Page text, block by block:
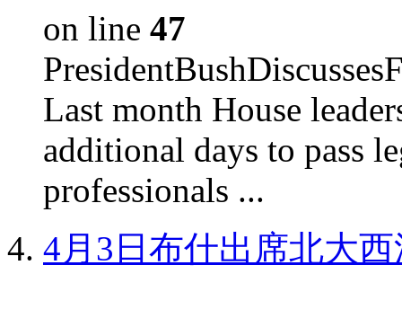
on line 47
Last month House
additional days to pass
professionals ...
4月3日布什出席北大